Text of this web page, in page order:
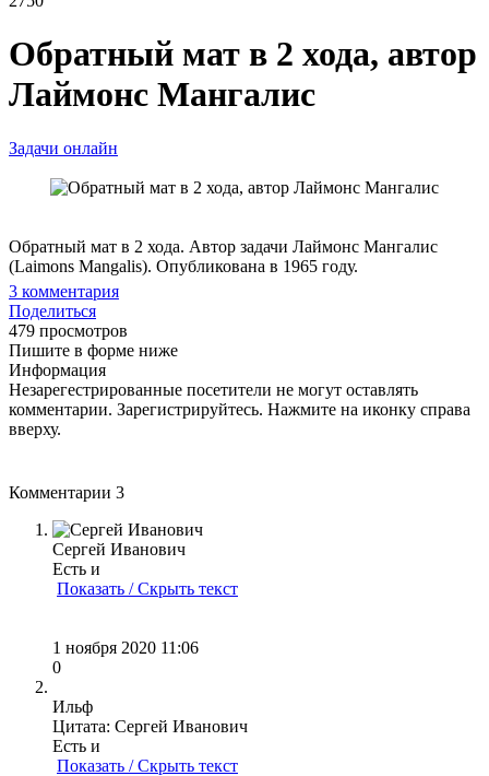
Обратный мат в 2 хода, автор
Лаймонс Мангалис
Задачи онлайн
Обратный мат в 2 хода. Автор задачи Лаймонс Мангалис
(Laimons Mangalis). Опубликована в 1965 году.
3 комментария
Поделиться
479 просмотров
Пишите в форме ниже
Информация
Незарегестрированные посетители не могут оставлять
комментарии. Зарегистрируйтесь. Нажмите на иконку справа
вверху.
Комментарии 3
Сергей Иванович
Есть и
Показать / Скрыть текст
1 ноября 2020 11:06
0
Ильф
Цитата: Сергей Иванович
Есть и
Показать / Скрыть текст